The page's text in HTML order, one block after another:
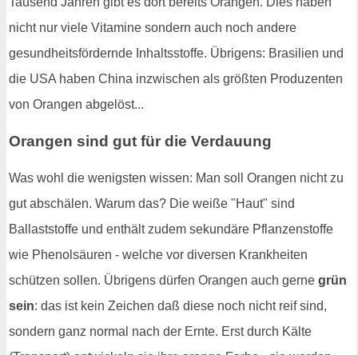
nicht nur viele Vitamine sondern auch noch andere
gesundheitsfördernde Inhaltsstoffe. Übrigens: Brasilien und
die USA haben China inzwischen als größten Produzenten
von Orangen abgelöst...
Orangen sind gut für die Verdauung
Was wohl die wenigsten wissen: Man soll Orangen nicht zu
gut abschälen. Warum das? Die weiße "Haut" sind
Ballaststoffe und enthält zudem sekundäre Pflanzenstoffe
wie Phenolsäuren - welche vor diversen Krankheiten
schützen sollen. Übrigens dürfen Orangen auch gerne grün
sein: das ist kein Zeichen daß diese noch nicht reif sind,
sondern ganz normal nach der Ernte. Erst durch Kälte